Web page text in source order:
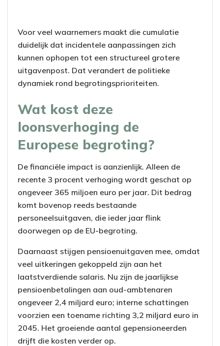
Voor veel waarnemers maakt die cumulatie
duidelijk dat incidentele aanpassingen zich
kunnen ophopen tot een structureel grotere
uitgavenpost. Dat verandert de politieke
dynamiek rond begrotingsprioriteiten.
Wat kost deze
loonsverhoging de
Europese begroting?
De financiële impact is aanzienlijk. Alleen de
recente 3 procent verhoging wordt geschat op
ongeveer 365 miljoen euro per jaar. Dit bedrag
komt bovenop reeds bestaande
personeelsuitgaven, die ieder jaar flink
doorwegen op de EU-begroting.
Daarnaast stijgen pensioenuitgaven mee, omdat
veel uitkeringen gekoppeld zijn aan het
laatstverdiende salaris. Nu zijn de jaarlijkse
pensioenbetalingen aan oud-ambtenaren
ongeveer 2,4 miljard euro; interne schattingen
voorzien een toename richting 3,2 miljard euro in
2045. Het groeiende aantal gepensioneerden
drijft die kosten verder op.